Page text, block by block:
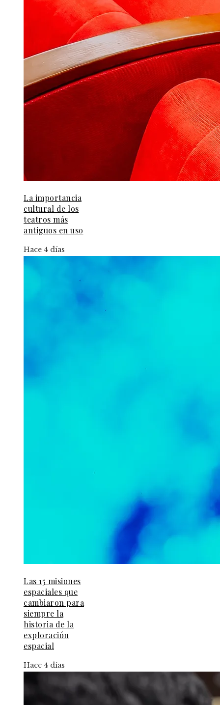
La importancia
cultural de los
teatros más
antiguos en uso
Hace 4 días
Las 15 misiones
espaciales que
cambiaron para
siempre la
historia de la
exploración
espacial
Hace 4 días